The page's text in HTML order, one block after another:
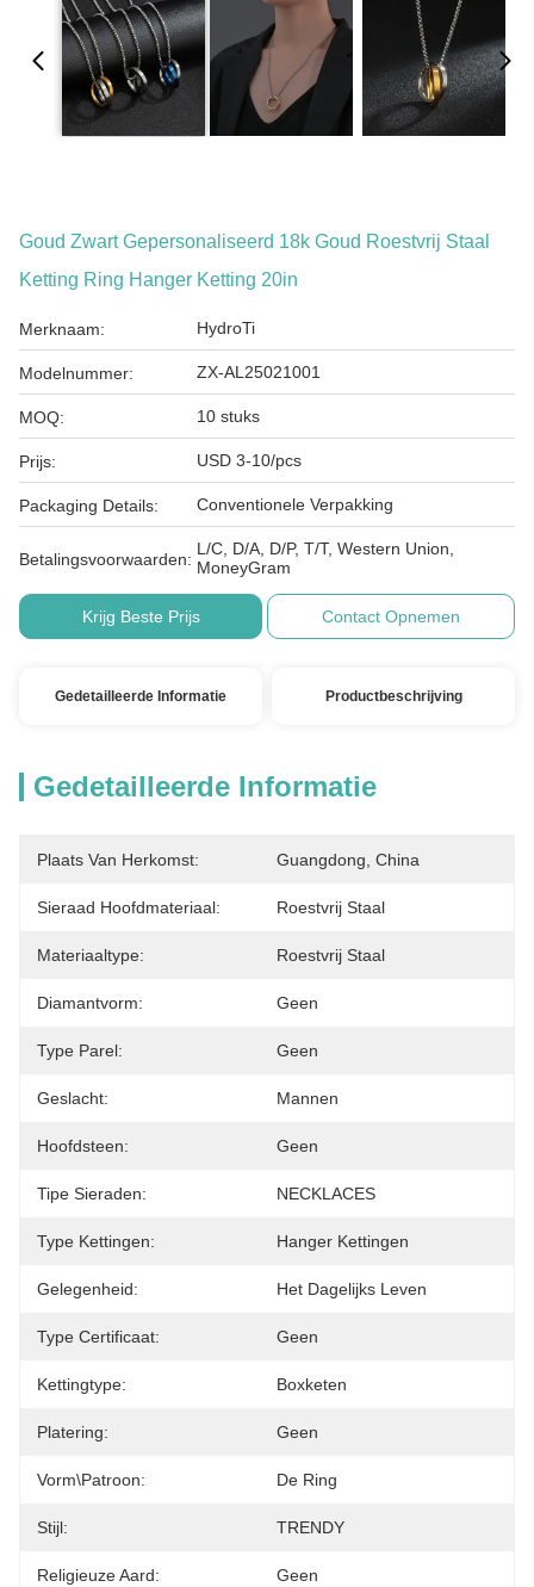
Goud Zwart Gepersonaliseerd 18k Goud Roestvrij Staal
Ketting Ring Hanger Ketting 20in
Merknaam: HydroTi
Modelnummer: ZX-AL25021001
MOQ: 10 stuks
Prijs: USD 3-10/pcs
Packaging Details: Conventionele Verpakking
Betalingsvoorwaarden:
L/C, D/A, D/P, T/T, Western Union,
MoneyGram
Krijg Beste Prijs Contact Opnemen
Gedetailleerde Informatie Productbeschrijving
Gedetailleerde Informatie
Plaats Van Herkomst: Guangdong, China
Sieraad Hoofdmateriaal: Roestvrij Staal
Materiaaltype: Roestvrij Staal
Diamantvorm: Geen
Type Parel: Geen
Geslacht: Mannen
Hoofdsteen: Geen
Tipe Sieraden: NECKLACES
Type Kettingen: Hanger Kettingen
Gelegenheid: Het Dagelijks Leven
Type Certificaat: Geen
Kettingtype: Boxketen
Platering: Geen
Vorm\patroon: De Ring
Stijl: TRENDY
Religieuze Aard: Geen